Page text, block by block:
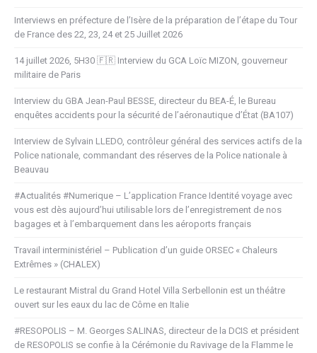
Interviews en préfecture de l’Isère de la préparation de l’étape du Tour
de France des 22, 23, 24 et 25 Juillet 2026
14 juillet 2026, 5H30 🇫🇷 Interview du GCA Loïc MIZON, gouverneur
militaire de Paris
Interview du GBA Jean-Paul BESSE, directeur du BEA-É, le Bureau
enquêtes accidents pour la sécurité de l’aéronautique d’État (BA107)
Interview de Sylvain LLEDO, contrôleur général des services actifs de la
Police nationale, commandant des réserves de la Police nationale à
Beauvau
#Actualités #Numerique – L’application France Identité voyage avec
vous est dès aujourd’hui utilisable lors de l’enregistrement de nos
bagages et à l’embarquement dans les aéroports français
Travail interministériel – Publication d’un guide ORSEC « Chaleurs
Extrêmes » (CHALEX)
Le restaurant Mistral du Grand Hotel Villa Serbellonin est un théâtre
ouvert sur les eaux du lac de Côme en Italie
#RESOPOLIS – M. Georges SALINAS, directeur de la DCIS et président
de RESOPOLIS se confie à la Cérémonie du Ravivage de la Flamme le